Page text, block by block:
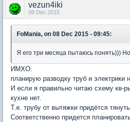
vezun4iki
08 Dec 2015
FoMania, on 08 Dec 2015 - 09:45:
Я его три месяца пытаюсь понять)))
ИМХО:
планирую разводку труб и электрики
И если я правильно читаю схему кв-
кухне нет.
Т.е. трубу от вытяжки придётся
Соответственно придется